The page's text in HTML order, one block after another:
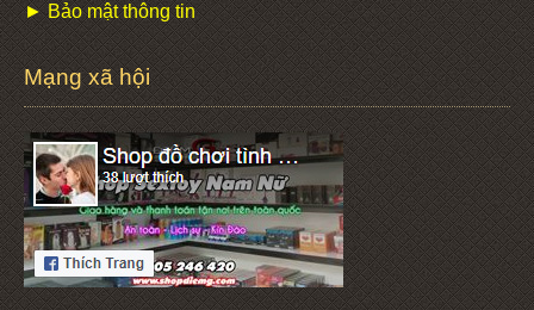
► Bảo mật thông tin
Mạng xã hội